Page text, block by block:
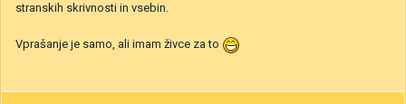
stranskih skrivnosti in vsebin.
Vprašanje je samo, ali imam živce za to